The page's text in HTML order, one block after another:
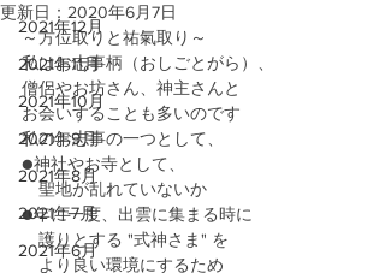
2021年12月
2021年11月
2021年10月
2021年9月
2021年8月
2021年7月
2021年6月
更新日： 2020年6月7日
～方位取りと祐氣取り～
私はお志事柄（おしごとがら）、
僧侶やお坊さん、神主さんと
お会いすることも多いのです
私のお志事の一つとして、
●神社やお寺として、
聖地が乱れていないか
●年に一度、出雲に集まる時に
護りとする "式神さま" を
より良い環境にするため